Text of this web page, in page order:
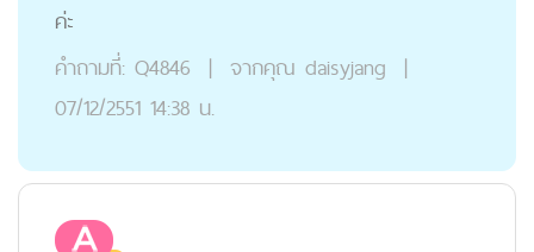
ค่ะ
คำถามที่: Q4846 | จากคุณ daisyjang |
07/12/2551 14:38 น.